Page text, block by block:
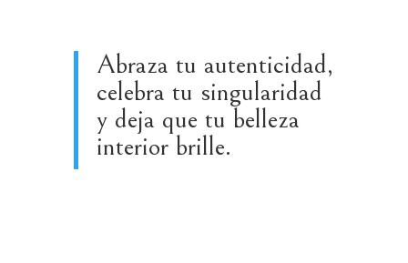
Abraza tu autenticidad,
celebra tu singularidad
y deja que tu belleza
interior brille.